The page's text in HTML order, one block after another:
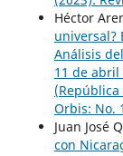
Héctor
universal?
Análisis
11 de abril
Orbis: No.
Juan José
con